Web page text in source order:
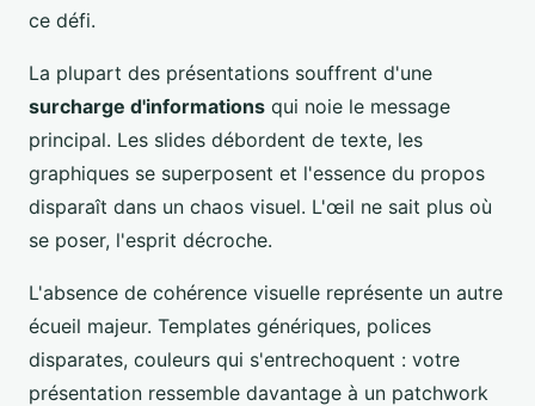
ce défi.
La plupart des présentations souffrent d'une
surcharge d'informations qui noie le message
principal. Les slides débordent de texte, les
graphiques se superposent et l'essence du propos
disparaît dans un chaos visuel. L'œil ne sait plus où
se poser, l'esprit décroche.
L'absence de cohérence visuelle représente un autre
écueil majeur. Templates génériques, polices
disparates, couleurs qui s'entrechoquent : votre
présentation ressemble davantage à un patchwork